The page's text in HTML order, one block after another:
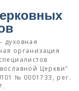
духовная
организация
Церкви"
№ 0001733, рег.